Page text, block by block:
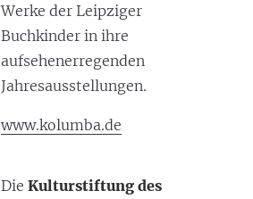
Werke der Leipziger
Buchkinder in ihre
aufsehenerregenden
Jahresausstellungen.
www.kolumba.de
Die Kulturstiftung des